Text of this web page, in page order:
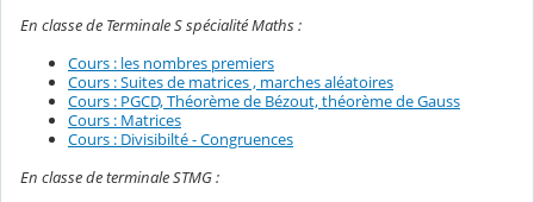
En classe de Terminale S spécialité Maths :
Cours : les nombres premiers
Cours : Suites de matrices , marches aléatoires
Cours : PGCD, Théorème de Bézout, théorème de Gauss
Cours : Matrices
Cours : Divisibilté - Congruences
En classe de terminale STMG :